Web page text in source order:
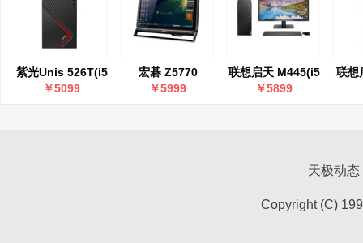
紫光Unis 526T(i5
￥5099
宏碁 Z5770
￥5999
联想启天 M445(i5
11500/32GB/
￥5899
联想
天极动态
Copyright (C)